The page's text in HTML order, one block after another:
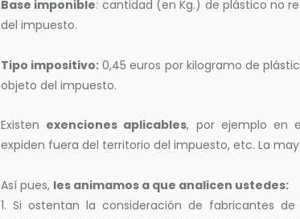
Base imponible: cantidad (en Kg.) de plástico no
del impuesto.
Tipo impositivo: 0,45 euros por kilogramo de
objeto del impuesto.
Existen exenciones aplicables, por ejemplo en
expiden fuera del territorio del impuesto, etc. La
Así pues, les animamos a que analicen ustedes:
1. Si ostentan la consideración de fabricantes